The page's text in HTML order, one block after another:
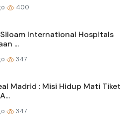
400
International Hospitals
...
347
Madrid : Misi Hidup Mati Tiket
347